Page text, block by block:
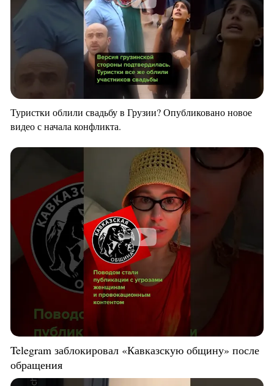
Туристки облили свадьбу в Грузии? Опубликовано новое
видео с начала конфликта.
Telegram заблокировал «Кавказскую общину» после
обращения